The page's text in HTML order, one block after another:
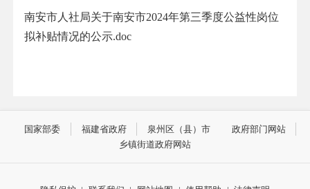
南安市人社局关于南安市2024年第三季度公益性岗位
拟补贴情况的公示.doc
国家部委 福建省政府 泉州区（县）市
政府部门网站
乡镇街道政府网站